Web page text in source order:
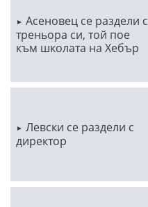
Асеновец се раздели с
треньора си, той пое
към школата на Хебър
Левски се раздели с
директор